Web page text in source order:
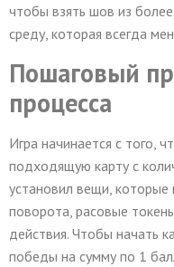
чтобы взять шов из
среду, которая всегда
Пошаговый
процесса
Игра начинается с того,
подходящую карту с
установил вещи,
поворота, расовые
действия. Чтобы начать
победы на сумму по 1